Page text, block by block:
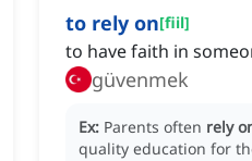
to rely on[fiil]
to have faith in
güvenmek
Ex: Parents often rely
quality education for